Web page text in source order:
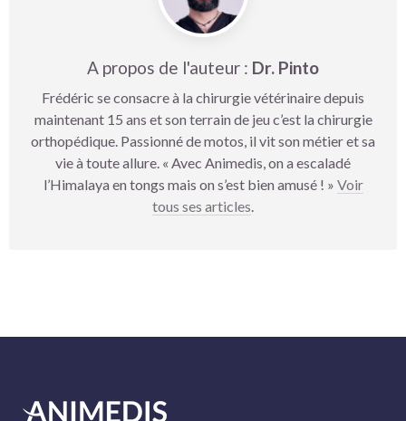
A propos de l'auteur : Dr. Pinto
Frédéric se consacre à la chirurgie vétérinaire depuis
maintenant 15 ans et son terrain de jeu c’est la chirurgie
orthopédique. Passionné de motos, il vit son métier et sa
vie à toute allure. « Avec Animedis, on a escaladé
l’Himalaya en tongs mais on s’est bien amusé ! » Voir
tous ses articles.